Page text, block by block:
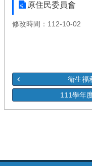
原住民委員會
修改時間：112-10-02
衛生福
111學年